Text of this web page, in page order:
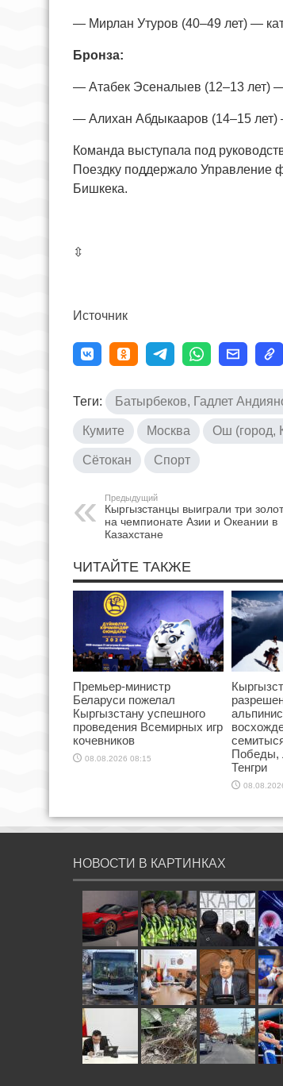
— Мирлан Утуров (40–49 лет) —
Бронза:
— Атабек Эсеналыев (12–13 лет) —
— Алихан Абдыкааров (14–15 лет)
Команда выступала под
Поездку поддержало Управление
Бишкека.
⇳
Источник
Теги: Батырбеков, Гадлет
Кумите Москва Ош (город,
Сётокан Спорт
Предыдущий
Кыргызстанцы выиграли три
на чемпионате Азии и Океании в
Казахстане
ЧИТАЙТЕ ТАКЖЕ
Премьер-министр
Беларуси пожелал
Кыргызстану успешного
проведения Всемирных игр
кочевников
08.08.2026 08:15
Победы,
Тенгри
НОВОСТИ В КАРТИНКАХ